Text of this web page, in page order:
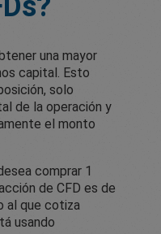
una mayor
capital. Esto
solo
de la operación y
el monto
comprar 1
de CFD es de
al que cotiza
usando